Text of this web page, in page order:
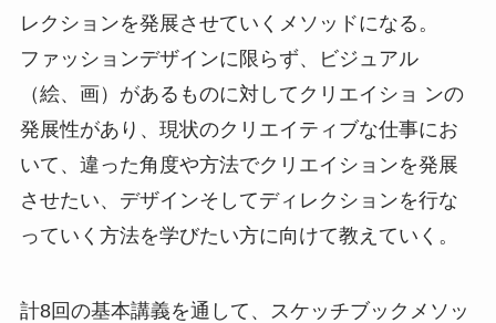
レクションを発展させていくメソッドになる。
ファッションデザインに限らず、ビジュアル
（絵、画）があるものに対してクリエイショ ンの
発展性があり、現状のクリエイティブな仕事にお
いて、違った角度や方法でクリエイションを発展
させたい、デザインそしてディレクションを行な
っていく方法を学びたい方に向けて教えていく。
計8回の基本講義を通して、スケッチブックメソッ